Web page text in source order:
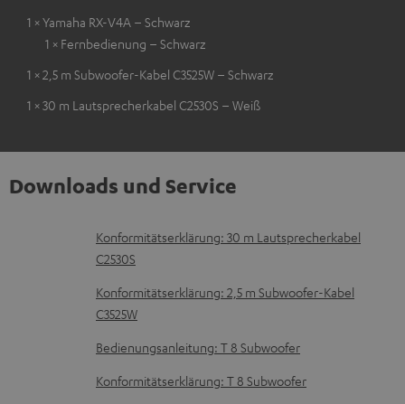
1 × Yamaha RX-V4A – Schwarz
1 × Fernbedienung – Schwarz
1 × 2,5 m Subwoofer-Kabel C3525W – Schwarz
1 × 30 m Lautsprecherkabel C2530S – Weiß
Downloads und Service
D
o
k
u
m
e
Konformitätserklärung: 30 m Lautsprecherkabel
C2530S
Konformitätserklärung: 2,5 m Subwoofer-Kabel
C3525W
Bedienungsanleitung: T 8 Subwoofer
Konformitätserklärung: T 8 Subwoofer